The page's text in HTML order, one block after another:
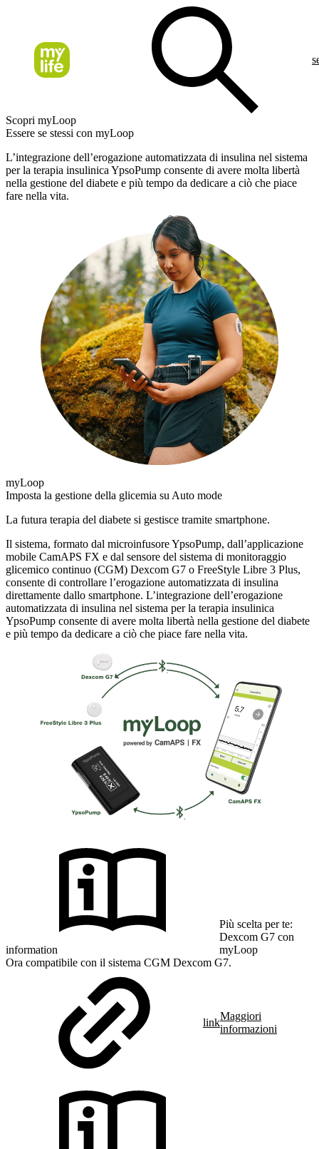
Scopri myLoop
Essere se stessi con myLoop
L’integrazione dell’erogazione automatizzata di insulina nel sistema
per la terapia insulinica YpsoPump consente di avere molta libertà
nella gestione del diabete e più tempo da dedicare a ciò che piace
fare nella vita.
myLoop
Imposta la gestione della glicemia su Auto mode
La futura terapia del diabete si gestisce tramite smartphone.
Il sistema, formato dal microinfusore YpsoPump, dall’applicazione
mobile CamAPS FX e dal sensore del sistema di monitoraggio
glicemico continuo (CGM) Dexcom G7 o FreeStyle Libre 3 Plus,
consente di controllare l’erogazione automatizzata di insulina
direttamente dallo smartphone. L’integrazione dell’erogazione
automatizzata di insulina nel sistema per la terapia insulinica
YpsoPump consente di avere molta libertà nella gestione del diabete
e più tempo da dedicare a ciò che piace fare nella vita.
information
Più scelta per te:
Dexcom G7 con
myLoop
Ora compatibile con il sistema CGM Dexcom G7.
link
Maggiori
informazioni